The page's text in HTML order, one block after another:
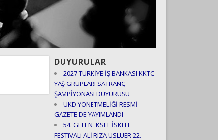
DUYURULAR
2027 TÜRKİYE İŞ BANKASI KKTC
YAŞ GRUPLARI SATRANÇ
ŞAMPİYONASI DUYURUSU
UKD YÖNETMELİĞİ RESMİ
GAZETE'DE YAYIMLANDI
54. GELENEKSEL İSKELE
FESTiVALi ALİ RIZA USLUER 22.